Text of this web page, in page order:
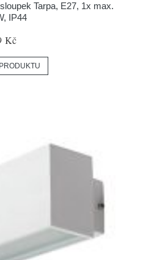
Tarpa, E27, 1x max.
IP44
Kč